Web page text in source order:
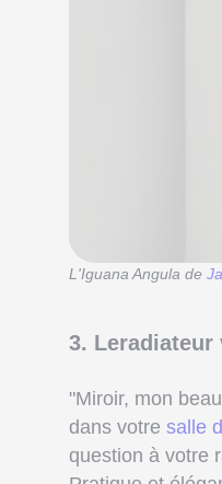
L'Iguana Angula de
3.
"Miroir, mon
dans votre salle
question à votre